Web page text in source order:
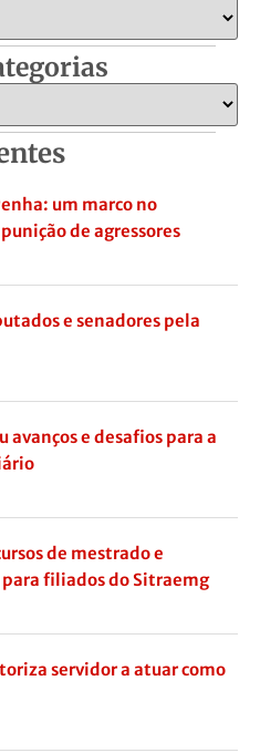
um marco no
de agressores
e senadores pela
avanços e desafios para a
de mestrado e
filiados do Sitraemg
servidor a atuar como